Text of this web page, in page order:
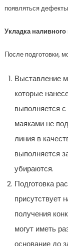
появляться
Укладка наливного
После подготовки,
Выставление
которые
выполняется с
маяками не
линия в
выполняется
убираются.
Подготовка
присутствует
получения
могут иметь
основание до